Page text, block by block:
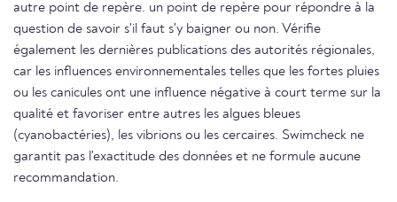
autre point de repère. un point de repère pour répondre à la
question de savoir s'il faut s'y baigner ou non. Vérifie
également les dernières publications des autorités régionales,
car les influences environnementales telles que les fortes pluies
ou les canicules ont une influence négative à court terme sur la
qualité et favoriser entre autres les algues bleues
(cyanobactéries), les vibrions ou les cercaires. Swimcheck ne
garantit pas l'exactitude des données et ne formule aucune
recommandation.